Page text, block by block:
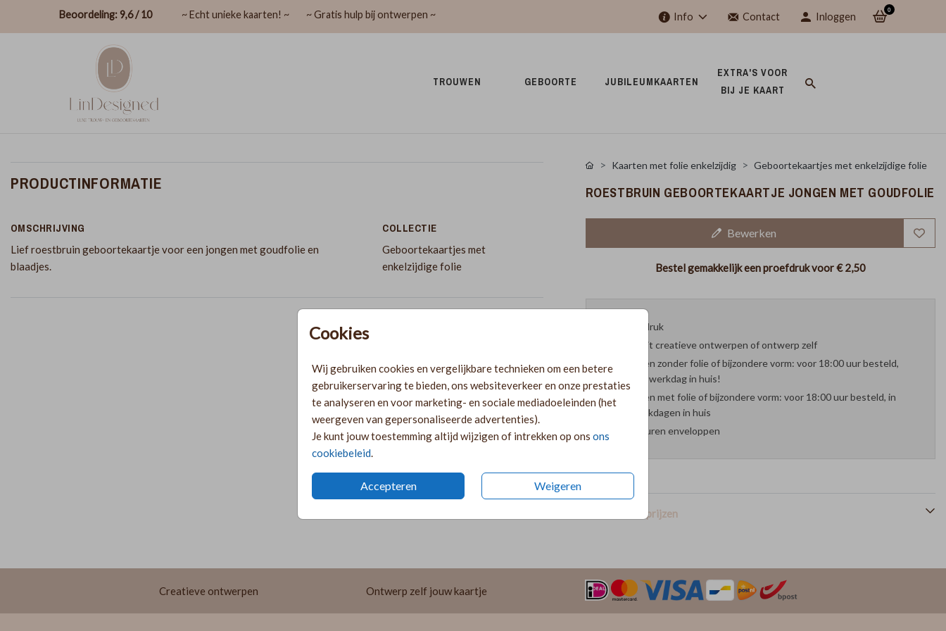
Beoordeling: 9,6 / 10 ~ Echt unieke kaarten! ~ ~ Gratis hulp bij ontwerpen ~ Info Contact Inloggen
0
TROUWEN GEBOORTE JUBILEUMKAARTEN
EXTRA'S VOOR
BIJ JE KAART
Cookies
Wij gebruiken cookies en vergelijkbare technieken om een betere
gebruikerservaring te bieden, ons websiteverkeer en onze prestaties
te analyseren en voor marketing- en sociale mediadoeleinden (het
weergeven van gepersonaliseerde advertenties).
Je kunt jouw toestemming altijd wijzigen of intrekken op ons ons
cookiebeleid
Accepteren Weigeren
PRODUCTINFORMATIE
OMSCHRIJVING
Lief roestbruin geboortekaartje voor een jongen met goudfolie en
blaadjes.
COLLECTIE
Geboortekaartjes met
enkelzijdige folie
Kaarten met folie enkelzijdig Geboortekaartjes met enkelzijdige folie
ROESTBRUIN GEBOORTEKAARTJE JONGEN MET GOUDFOLIE
Bewerken
Bestel gemakkelijk een proefdruk voor€ 2,50
Proefdruk
Kies uit creatieve ontwerpen of ontwerp zelf
Kaarten zonder folie of bijzondere vorm: voor 18:00 uur besteld,
volgende werkdag in huis!
Kaarten met folie of bijzondere vorm: voor 18:00 uur besteld, in
twee werkdagen in huis
29 kleuren enveloppen
Formaten en prijzen
Creatieve ontwerpen Ontwerp zelf jouw kaartje